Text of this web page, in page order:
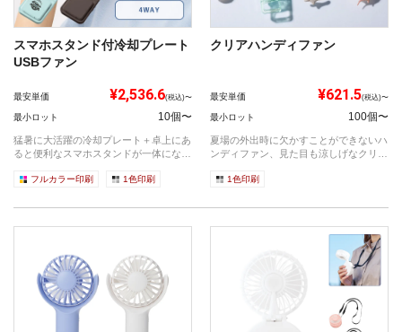
スマホスタンド付冷却プレート
USBファン
最安単価 ¥2,536.6(税込)〜
最小ロット 10個〜
猛暑に大活躍の冷却プレート＋卓上にあ
ると便利なスマホスタンドが一体になっ
フルカラー印刷 1色印刷
クリアハンディファン
最安単価 ¥621.5(税込)〜
最小ロット 100個〜
夏場の外出時に欠かすことができないハ
ンディファン、見た目も涼しげなクリア
1色印刷